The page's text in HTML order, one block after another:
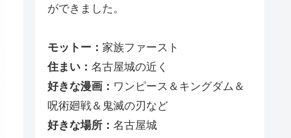
ができました。
モットー： 家族ファースト
住まい： 名古屋城の近く
好きな漫画： ワンピース＆キングダム＆
呪術廻戦＆鬼滅の刃など
好きな場所： 名古屋城